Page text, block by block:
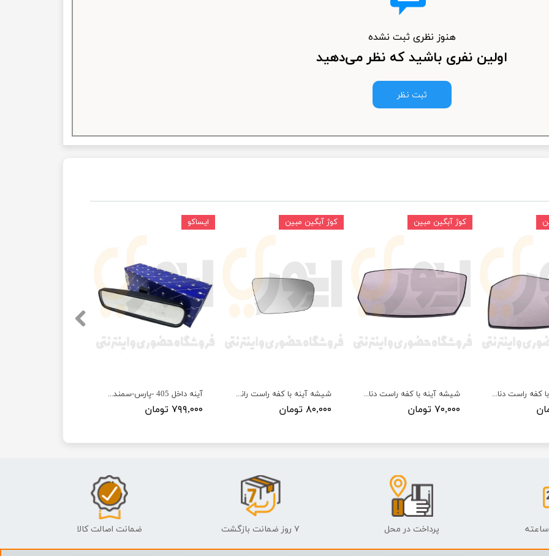
هنوز نظری ثبت نشده
اولین نفری باشید که نظر می‌دهید
ثبت نظر
آینه داخل 405 -پارس-سمند-206 - ISACO - ایساکو آبی-گارانتی پلاس
۷۹۹,۰۰۰ تومان
ایساکو
شیشه آینه با کفه راست رانا پلاس (R) بدون گرمکن کوژ آبگین مبین
۸۰,۰۰۰ تومان
کوژ آبگین مبین
شیشه آینه با کفه راست دنا و سورن (R) بدون گرمکن کوژ آبگین مبین
۷۰,۰۰۰ تومان
کوژ آبگین مبین
شیشه آینه با کفه راست دنا پلاس (R) بدون گرمکن کوژ آبگین مبین
پرداخت در محل ۷ روز ضمانت بازگشت ضمانت اصالت کالا